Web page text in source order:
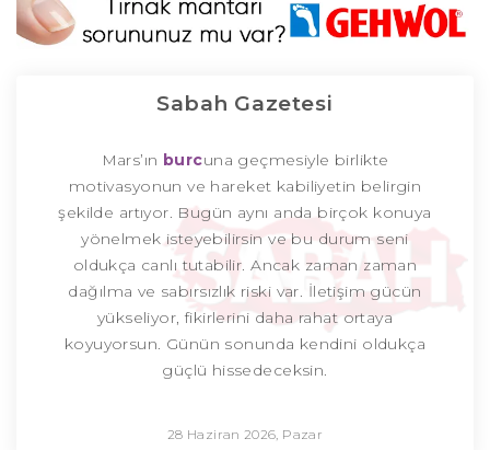
Sabah Gazetesi
Mars’ın burcuna geçmesiyle birlikte
motivasyonun ve hareket kabiliyetin belirgin
şekilde artıyor. Bugün aynı anda birçok konuya
yönelmek isteyebilirsin ve bu durum seni
oldukça canlı tutabilir. Ancak zaman zaman
dağılma ve sabırsızlık riski var. İletişim gücün
yükseliyor, fikirlerini daha rahat ortaya
koyuyorsun. Günün sonunda kendini oldukça
güçlü hissedeceksin.
28 Haziran 2026, Pazar